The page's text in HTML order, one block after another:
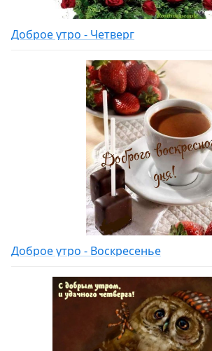
Доброе утро - Четверг
Доброе утро - Воскресенье